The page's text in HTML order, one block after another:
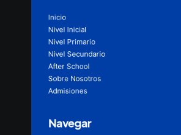
Inicio
Nivel Inicial
Nivel Primario
Nivel Secundario
After School
Sobre Nosotros
Admisiones
Navegar